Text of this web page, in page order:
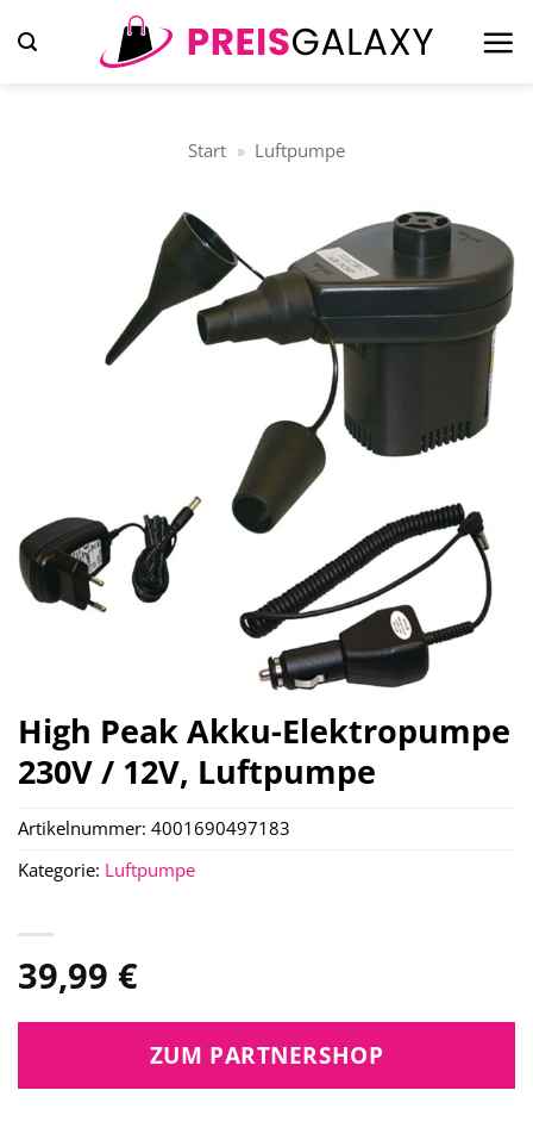
Inhalt
Start » Luftpumpe
High Peak Akku-Elektropumpe
230V / 12V, Luftpumpe
39,99 €
ZUM PARTNERSHOP
Artikelnummer: 4001690497183
Kategorie: Luftpumpe